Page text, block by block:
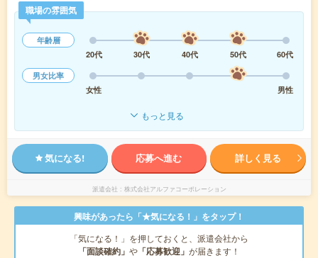
職場の雰囲気
年齢層
20代
30代 40代 50代
60代
男女比率
女性
男性
もっと見る
気になる! 応募へ進む 詳しく見る
派遣会社 株式会社アルファコーポレーション
興味があったら「★気になる！」をタップ！
「気になる！」を押しておくと、派遣会社から
「面談確約」 や 「応募歓迎」 が届きます！